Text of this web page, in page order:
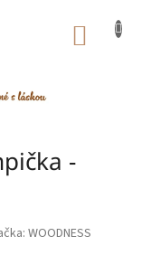
-
WOODNESS